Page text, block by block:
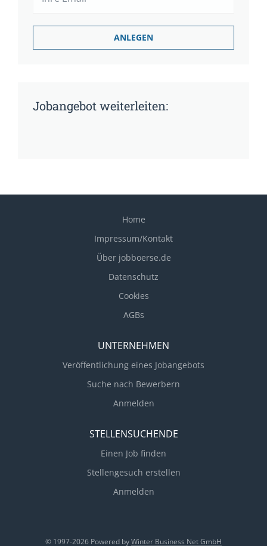
Jobangebot weiterleiten:
Home
Impressum/Kontakt
Über jobboerse.de
Datenschutz
Cookies
AGBs
UNTERNEHMEN
Veröffentlichung eines Jobangebots
Suche nach Bewerbern
Anmelden
STELLENSUCHENDE
Einen Job finden
Stellengesuch erstellen
Anmelden
© 1997-2026 Powered byWinter Business Net GmbH